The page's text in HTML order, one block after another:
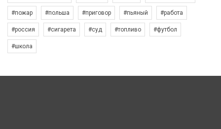
#пожар #польша #приговор #пьяный #работа
#россия #сигарета #суд #топливо #футбол
#школа